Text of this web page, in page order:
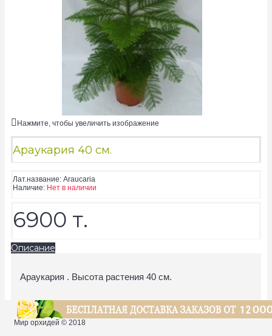
Нажмите, чтобы увеличить изображение
Араукария 40 см.
Лат.название: Araucaria
Наличие: Нет в наличии
6900 т.
Описание
Араукария . Высота растения 40 см.
Мир орхидей © 2018